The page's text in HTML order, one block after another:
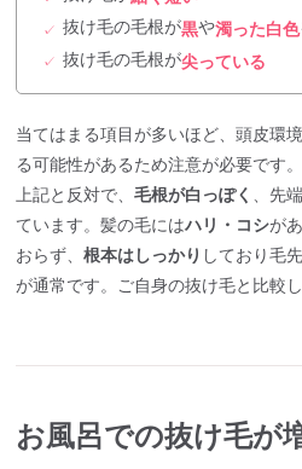
✓ 抜け毛の毛根が黒や濁った白色
✓ 抜け毛の毛根が尖っている
当てはまる項目が多いほど、頭皮環
る可能性があるため注意が必要です
上記と反対で、毛根が白っぽく 、先
ています。髪の毛にはハリ・コシが
おらず、根本はしっかり しており毛
が通常です。ご自身の抜け毛と比較
お風呂での抜け毛が